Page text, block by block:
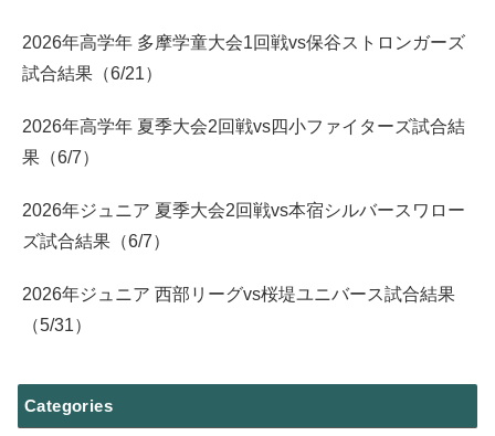
2026年高学年 多摩学童大会1回戦vs保谷ストロンガーズ
試合結果（6/21）
2026年高学年 夏季大会2回戦vs四小ファイターズ試合結
果（6/7）
2026年ジュニア 夏季大会2回戦vs本宿シルバースワロー
ズ試合結果（6/7）
2026年ジュニア 西部リーグvs桜堤ユニバース試合結果
（5/31）
Categories